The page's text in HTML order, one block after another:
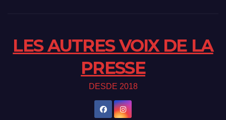
LES AUTRES VOIX DE LA
PRESSE
DESDE 2018